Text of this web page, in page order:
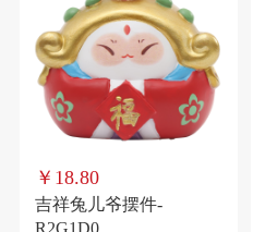
￥18.80
吉祥兔儿爷摆件-
R2G1D0